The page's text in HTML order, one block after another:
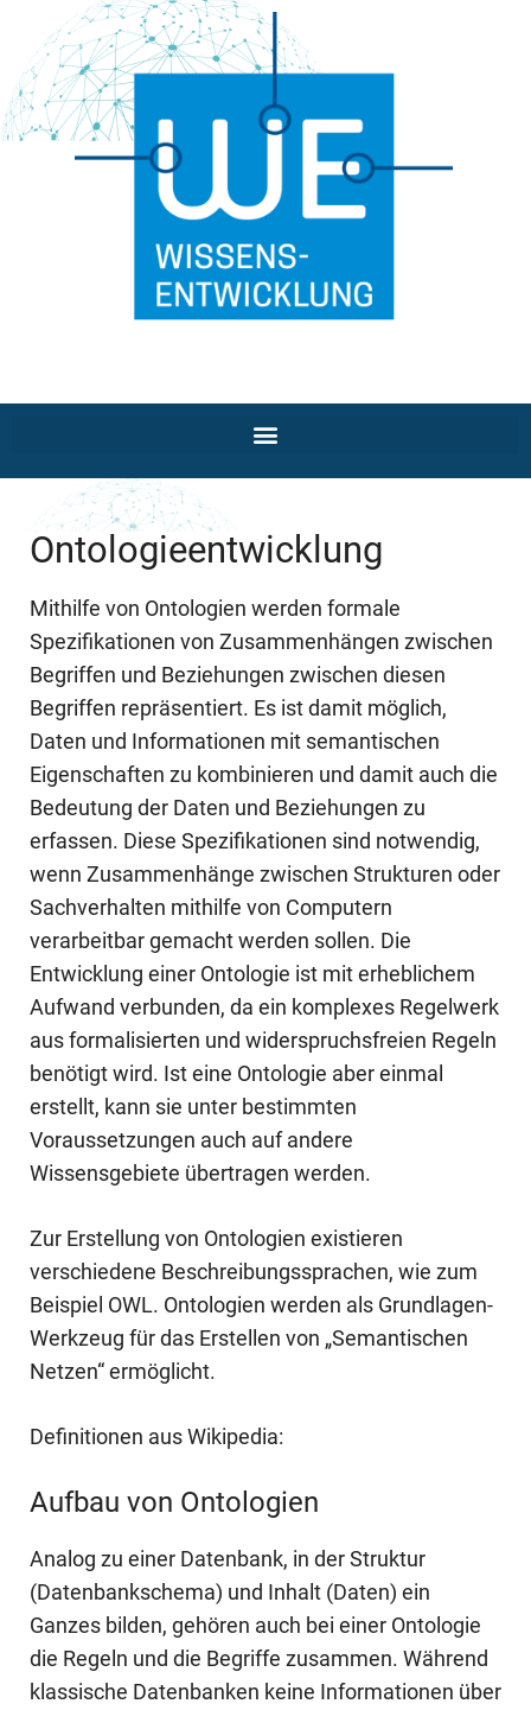
Ontologieentwicklung
Mithilfe von Ontologien werden formale
Spezifikationen von Zusammenhängen zwischen
Begriffen und Beziehungen zwischen diesen
Begriffen repräsentiert. Es ist damit möglich,
Daten und Informationen mit semantischen
Eigenschaften zu kombinieren und damit auch die
Bedeutung der Daten und Beziehungen zu
erfassen. Diese Spezifikationen sind notwendig,
wenn Zusammenhänge zwischen Strukturen oder
Sachverhalten mithilfe von Computern
verarbeitbar gemacht werden sollen. Die
Entwicklung einer Ontologie ist mit erheblichem
Aufwand verbunden, da ein komplexes Regelwerk
aus formalisierten und widerspruchsfreien Regeln
benötigt wird. Ist eine Ontologie aber einmal
erstellt, kann sie unter bestimmten
Voraussetzungen auch auf andere
Wissensgebiete übertragen werden.
Zur Erstellung von Ontologien existieren
verschiedene Beschreibungssprachen, wie zum
Beispiel OWL. Ontologien werden als Grundlagen-
Werkzeug für das Erstellen von „Semantischen
Netzen“ ermöglicht.
Definitionen aus Wikipedia:
Aufbau von Ontologien
Analog zu einer Datenbank, in der Struktur
(Datenbankschema) und Inhalt (Daten) ein
Ganzes bilden, gehören auch bei einer Ontologie
die Regeln und die Begriffe zusammen. Während
klassische Datenbanken keine Informationen über